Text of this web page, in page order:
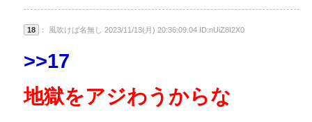
18 ： 風吹けば名無し 2023/11/13(月) 20:36:09.04 ID:nUiZ8I2X0
>>17
地獄をアジわうからな